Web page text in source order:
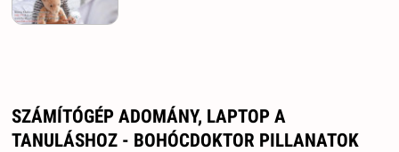
SZÁMÍTÓGÉP ADOMÁNY, LAPTOP A
TANULÁSHOZ - BOHÓCDOKTOR PILLANATOK